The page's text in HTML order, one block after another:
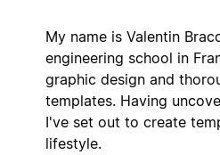
My name is Valentin
engineering school in
graphic design and
templates. Having
I've set out to create
lifestyle.